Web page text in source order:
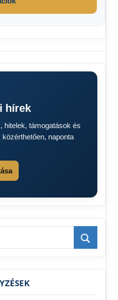
hírek
hitelek, támogatások és
naponta
Search